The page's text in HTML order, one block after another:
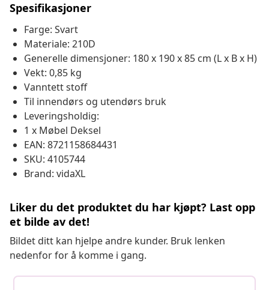
Spesifikasjoner
Farge: Svart
Materiale: 210D
Generelle dimensjoner: 180 x 190 x 85 cm (L x B x H)
Vekt: 0,85 kg
Vanntett stoff
Til innendørs og utendørs bruk
Leveringsholdig:
1 x Møbel Deksel
EAN: 8721158684431
SKU: 4105744
Brand: vidaXL
Liker du det produktet du har kjøpt? Last opp
et bilde av det!
Bildet ditt kan hjelpe andre kunder. Bruk lenken
nedenfor for å komme i gang.